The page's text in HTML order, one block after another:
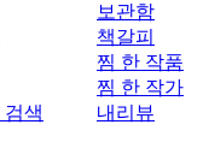
색
보관함
책갈피
찜 한 작품
찜 한 작가
내리뷰